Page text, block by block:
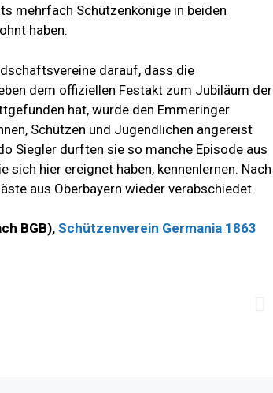
mehrfach Schützenkönige in beiden
haben.
darauf, dass die
dem offiziellen Festakt zum Jubiläum der
hat, wurde den Emmeringer
Schützen und Jugendlichen angereist
Siegler durften sie so manche Episode aus
hier ereignet haben, kennenlernen. Nach
aus Oberbayern wieder verabschiedet.
BGB), Schützenverein Germania 1863